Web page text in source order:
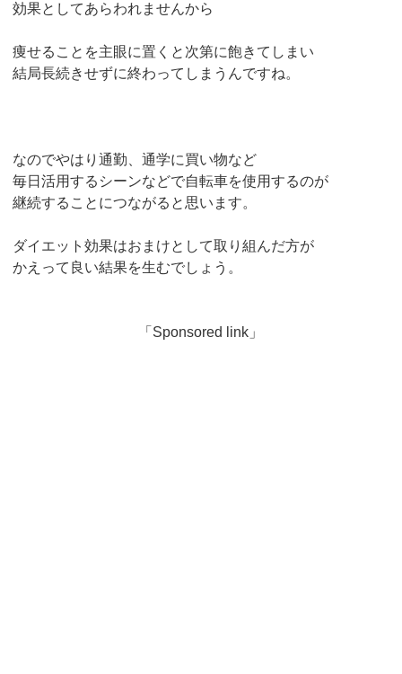
効果としてあらわれませんから
痩せることを主眼に置くと次第に飽きてしまい
結局長続きせずに終わってしまうんですね。
なのでやはり通勤、通学に買い物など
毎日活用するシーンなどで自転車を使用するのが
継続することにつながると思います。
ダイエット効果はおまけとして取り組んだ方が
かえって良い結果を生むでしょう。
「Sponsored link」